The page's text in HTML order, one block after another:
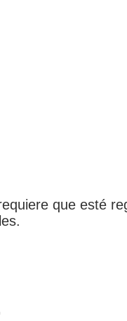
que esté